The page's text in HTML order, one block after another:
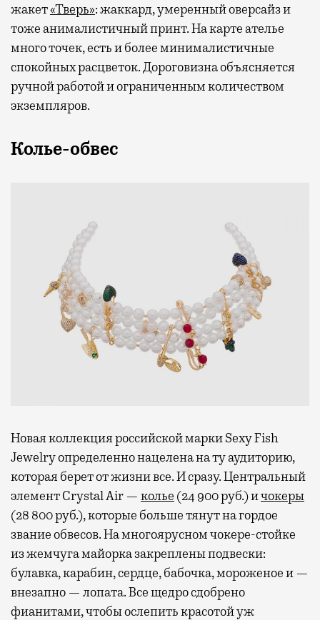
жакет«Тверь»: жаккард, умеренный оверсайз и
тоже анималистичный принт. На карте ателье
много точек, есть и более минималистичные
спокойных расцветок. Дороговизна объясняется
ручной работой и ограниченным количеством
экземпляров.
Колье-обвес
Новая коллекция российской марки Sexy Fish
Jewelry определенно нацелена на ту аудиторию,
которая берет от жизни все. И сразу. Центральный
элемент Crystal Air — колье (24 900 руб.) ичокеры
(28 800 руб.), которые больше тянут на гордое
звание обвесов. На многоярусном чокере-стойке
из жемчуга майорка закреплены подвески:
булавка, карабин, сердце, бабочка, мороженое и —
внезапно — лопата. Все щедро сдобрено
фианитами, чтобы ослепить красотой уж